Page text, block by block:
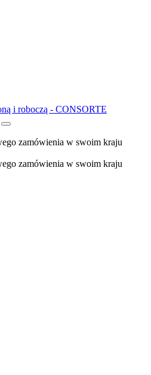
zamówienia w swoim kraju
zamówienia w swoim kraju